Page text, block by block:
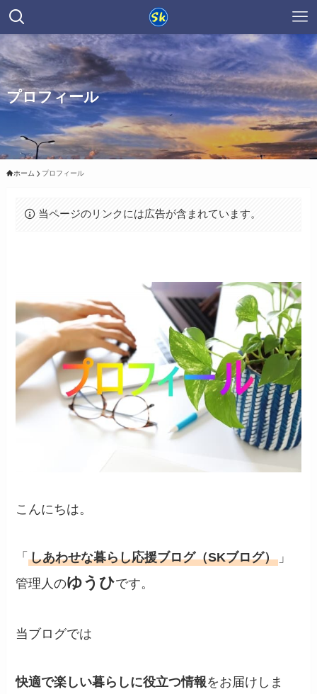
プロフィール
ホーム プロフィール
当ページのリンクには広告が含まれています。
こんにちは。
「しあわせな暮らし応援ブログ（SKブログ） 」
管理人のゆうひです。
当ブログでは
快適で楽しい暮らしに役立つ情報をお届けしま